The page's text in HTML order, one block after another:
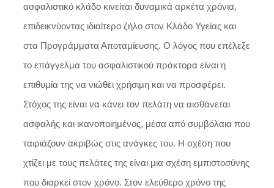
ασφαλιστικό κλάδο κινείται δυναμικά αρκέτα χρόνια,
επιδεικνύοντας ιδιαίτερο ζήλο στον Κλάδο Υγείας και
στα Προγράμματα Αποταμίευσης. O λόγος που επέλεξε
το επάγγελμα του ασφαλιστικού πράκτορα είναι η
επιθυμία της να νιώθει χρήσιμη και να προσφέρει.
Στόχος της είναι να κάνει τον πελάτη να αισθάνεται
ασφαλής και ικανοποιημένος, μέσα από συμβόλαια που
ταιριάζουν ακριβώς στις ανάγκες του. Η σχέση που
χτίζει με τους πελάτες της είναι μια σχέση εμπιστοσύνης
που διαρκεί στον χρόνο. Στον ελεύθερο χρόνο της